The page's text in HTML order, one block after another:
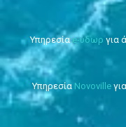
Υπηρεσίαe-ύδωρ για
Υπηρεσία Novoville